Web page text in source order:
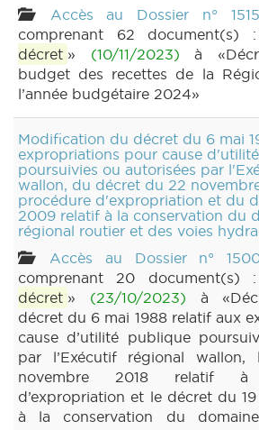
Accès au Dossier n°
comprenant 62
décret » (10/11/2023) à
budget des recettes de la
l’année budgétaire 2024»
Modification du décret du 6 mai
expropriations pour cause
poursuivies ou autorisées par
wallon, du décret du 22
procédure d'expropriation et du
2009 relatif à la conservation du
régional routier et des voies
Accès au Dossier n°
comprenant 20
décret » (23/10/2023) à
décret du 6 mai 1988 relatif aux
cause d’utilité publique
par l’Exécutif régional
novembre 2018 relatif
d’expropriation et le décret du
à la conservation du